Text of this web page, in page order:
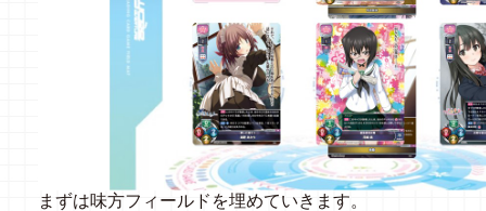
まずは味方フィールドを埋めていきます。